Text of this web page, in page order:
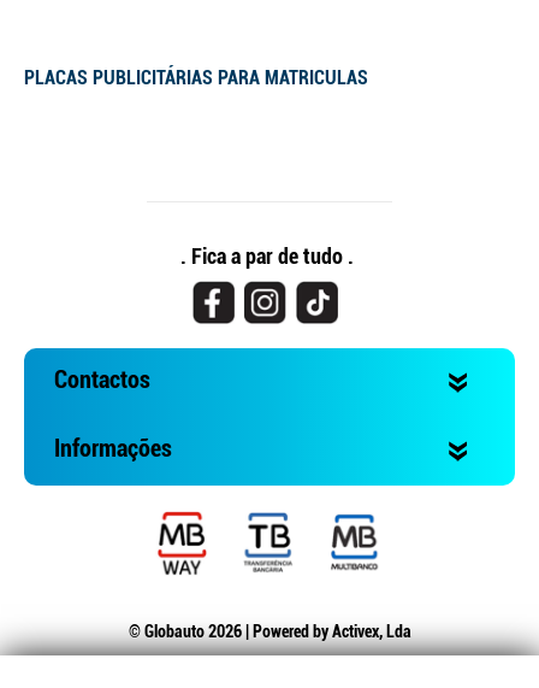
PLACAS PUBLICITÁRIAS PARA MATRICULAS
Continuar a comprar
Ir para o carrinho
. Fica a par de tudo .
Contactos
Informações
© Globauto 2026 | Powered byActivex, Lda